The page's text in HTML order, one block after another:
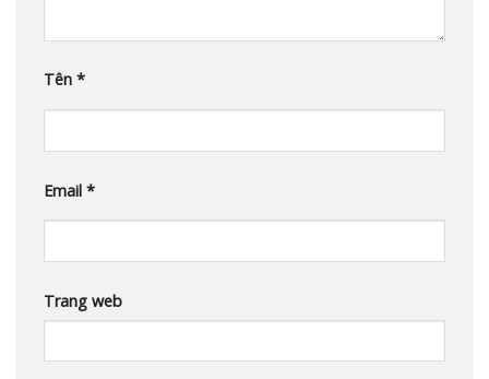
Tên *
Email *
Trang web